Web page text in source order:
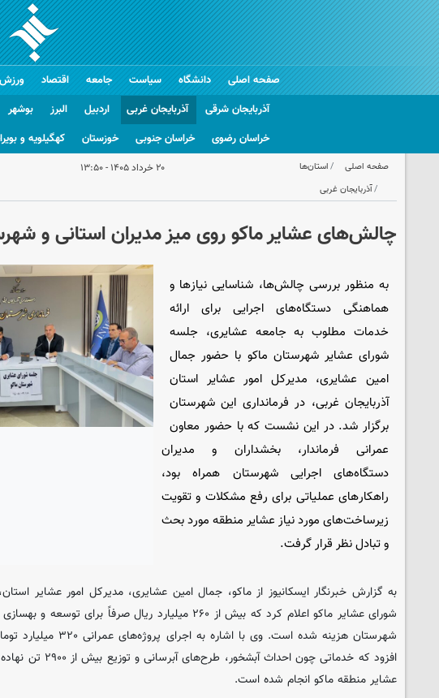
صفحه اصلی دانشگاه سیاست جامعه اقتصاد ورزش
آذربایجان شرقی
آذربایجان غربی اردبیل البرز بوشهر
خراسان رضوی
خراسان جنوبی خوزستان کهگیلویه و
صفحه اصلی
استان‌ها
آذربایجان غربی
۲۰ خرداد ۱۴۰۵ - ۱۳:۵۰
چالش‌های عشایر ماکو روی میز مدیران استانی و
به منظور بررسی چالش‌ها، شناسایی نیازها و
هماهنگی دستگاه‌های اجرایی برای ارائه
خدمات مطلوب به جامعه عشایری، جلسه
شورای عشایر شهرستان ماکو با حضور جمال
امین عشایری، مدیرکل امور عشایر استان
آذربایجان غربی، در فرمانداری این شهرستان
برگزار شد. در این نشست که با حضور معاون
عمرانی فرماندار، بخشداران و مدیران
دستگاه‌های اجرایی شهرستان همراه بود،
راهکارهای عملیاتی برای رفع مشکلات و تقویت
زیرساخت‌های مورد نیاز عشایر منطقه مورد بحث
و تبادل نظر قرار گرفت.
به گزارش خبرنگار ایسکانیوز از ماکو، جمال امین عشایری، مدیرکل امور عشایر
شورای عشایر ماکو اعلام کرد که بیش از ۲۶۰ میلیارد ریال صرفاً برای
شهرستان هزینه شده است. وی با
افزود که خدماتی چون احداث
عشایر منطقه ماکو انجام شده است.